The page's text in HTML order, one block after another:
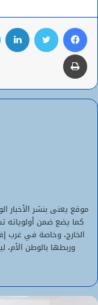
فيسبوك تويتر
طباعة
موقع يعنى بنشر الأخبار
كما يضع ضمن أولوياته
الخارج، وخاصة في غرب
وربطها بالوطن